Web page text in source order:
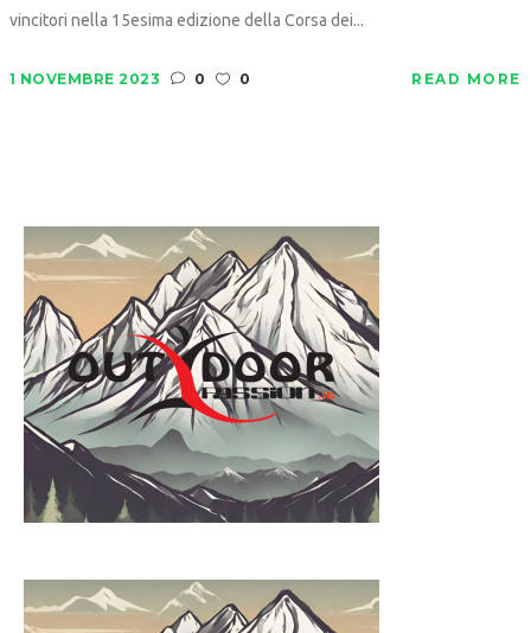
vincitori nella 15esima edizione della Corsa dei...
1 NOVEMBRE 2023 0 0 READ MORE